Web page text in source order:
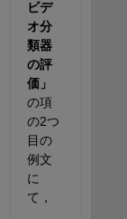
ビデ
オ分
類器
の評
価」
の項
の2つ
目の
例文
に
て，